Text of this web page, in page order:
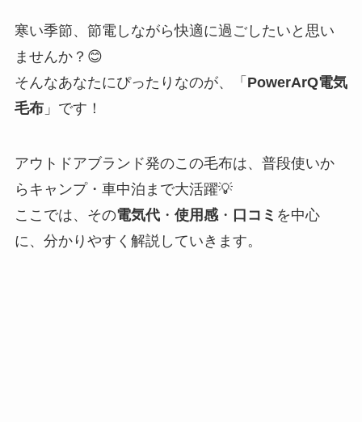
寒い季節、節電しながら快適に過ごしたいと思い
ませんか？😊
そんなあなたにぴったりなのが、「 PowerArQ電気
毛布」です！
アウトドアブランド発のこの毛布は、普段使いか
らキャンプ・車中泊まで大活躍💡
ここでは、その電気代・ 使用感・ 口コミ を中心
に、分かりやすく解説していきます。